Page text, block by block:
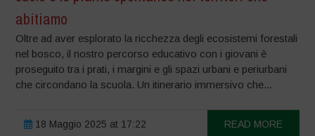
abitiamo
Oltre ad aver esplorato la ricchezza degli ecosistemi forestali
nel bosco, il nostro percorso educativo con i giovani è
proseguito tra i prati, i margini e gli spazi urbani e periurbani
che circondano la scuola. Un itinerario immersivo che...
18 Maggio 2025 at 17:22 READ MORE